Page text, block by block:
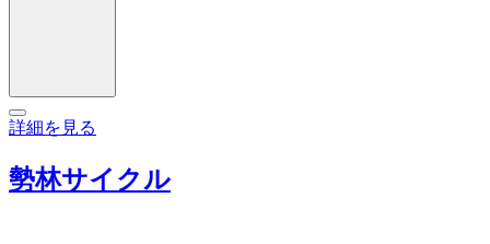
詳細を見る
勢林サイクル